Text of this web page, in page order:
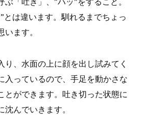
とは違います。馴れるまでちょっ
ます。
、水面の上に顔を出し試みてく
入っているので、手足を動かさな
とができます。吐き切った状態に
んでいきます。